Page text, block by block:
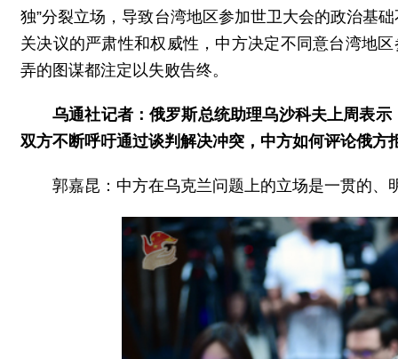
独”分裂立场，导致台湾地区参加世卫大会的政治基
关决议的严肃性和权威性，中方决定不同意台湾地
弄的图谋都注定以失败告终。
乌通社记者：俄罗斯总统助理乌沙科夫上周表
双方不断呼吁通过谈判解决冲突，中方如何评论俄方
郭嘉昆：中方在乌克兰问题上的立场是一贯的、